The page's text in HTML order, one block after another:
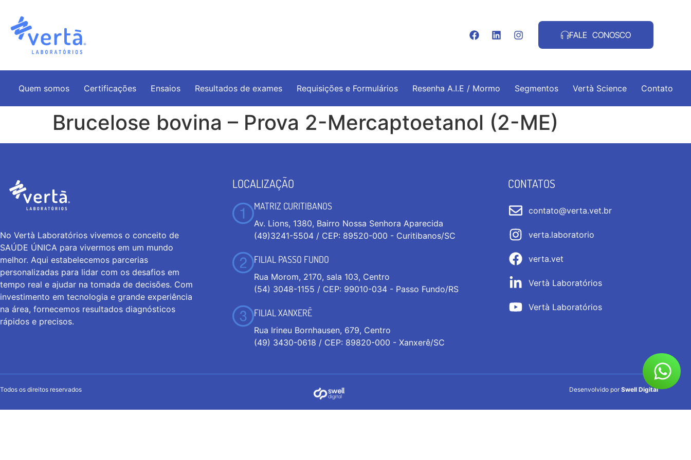
FALE CONOSCO
Quem somos Certificações Ensaios Resultados de exames Requisições e Formulários Resenha A.I.E / Mormo Segmentos Vertà Science Contato
Brucelose bovina – Prova 2-Mercaptoetanol (2-ME)
No Vertà Laboratórios vivemos o conceito de
SAÚDE ÚNICA para vivermos em um mundo
melhor. Aqui estabelecemos parcerias
personalizadas para lidar com os desafios em
tempo real e ajudar na tomada de decisões. Com
investimento em tecnologia e grande experiência
na área, fornecemos resultados diagnósticos
rápidos e precisos.
LOCALIZAÇÃO
MATRIZ CURITIBANOS
Av. Lions, 1380, Bairro Nossa Senhora Aparecida
(49)3241-5504 / CEP: 89520-000 - Curitibanos/SC
FILIAL PASSO FUNDO
Rua Morom, 2170, sala 103, Centro
(54) 3048-1155 / CEP: 99010-034 - Passo Fundo/RS
FILIAL XANXERÊ
Rua Irineu Bornhausen, 679, Centro
(49) 3430-0618 / CEP: 89820-000 - Xanxerê/SC
CONTATOS
contato@verta.vet.br
verta.laboratorio
verta.vet
Vertà Laboratórios
Vertà Laboratórios
Todos os direitos reservados Desenvolvido por Swell Digital